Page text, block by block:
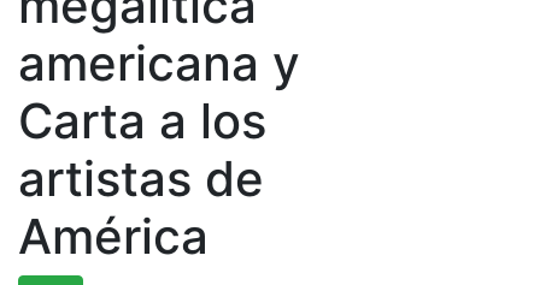
americana y
Carta a los
artistas de
América